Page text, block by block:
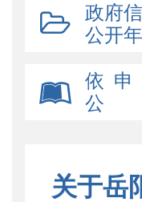
政府
公开
依 申
公
关于岳